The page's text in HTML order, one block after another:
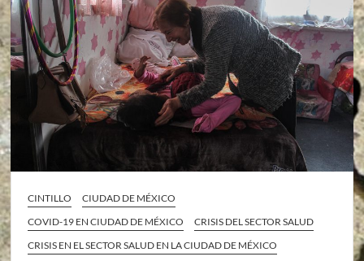
CINTILLO
CIUDAD DE MÉXICO
COVID-19 EN CIUDAD DE MÉXICO
CRISIS DEL SECTOR SALUD
CRISIS EN EL SECTOR SALUD EN LA CIUDAD DE MÉXICO